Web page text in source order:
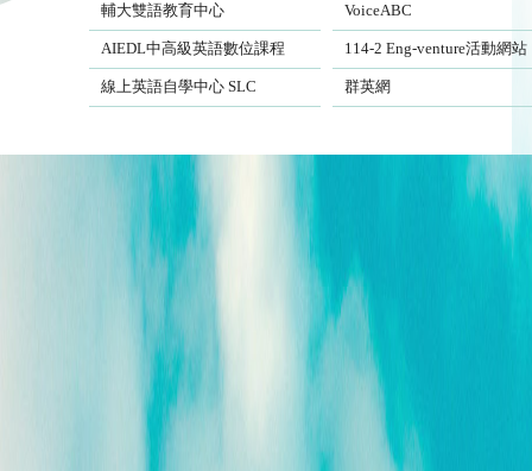
輔大雙語教育中心
VoiceABC
AIEDL中高級英語數位課程
AIEDL中高級英語數位課程
114-2 Eng-venture活動網站
Self-Learning Center
線上英語自學中心 SLC
群英網